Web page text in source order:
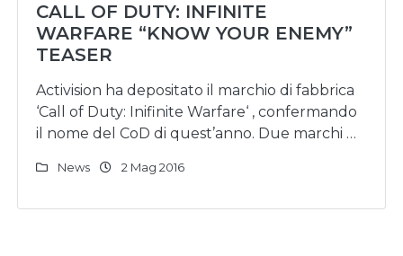
CALL OF DUTY: INFINITE
WARFARE “KNOW YOUR ENEMY”
TEASER
Activision ha depositato il marchio di fabbrica
‘Call of Duty: Inifinite Warfare‘ , confermando
il nome del CoD di quest’anno. Due marchi …
News 2 Mag 2016